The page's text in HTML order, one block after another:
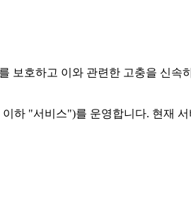
호하고 이와 관련한 고충을 신
이하 "서비스")를 운영합니다. 현재